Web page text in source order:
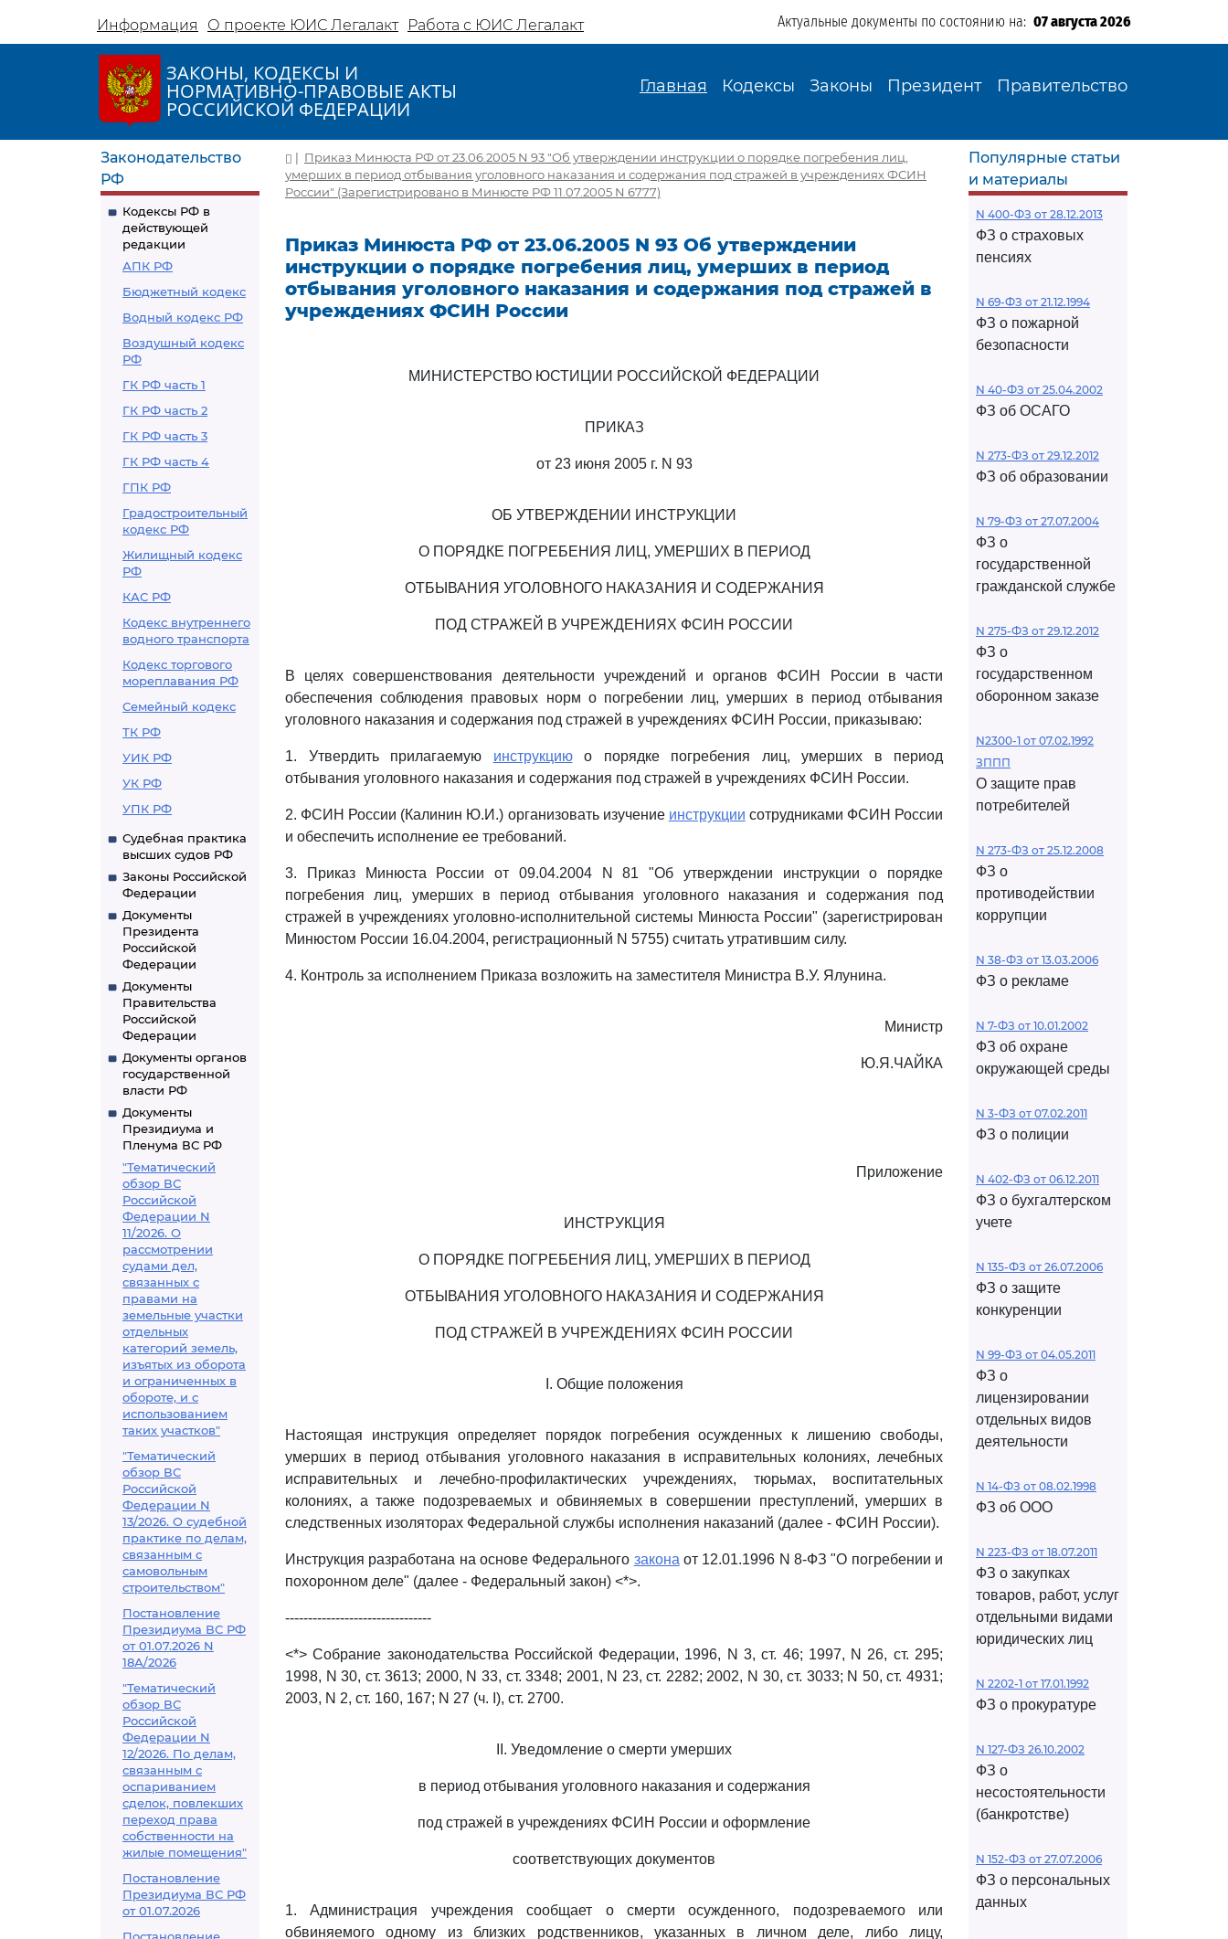
Информация О проекте ЮИС Легалакт Работа с ЮИС Легалакт Актуальные документы по состоянию на: 07 августа 2026
ЗАКОНЫ, КОДЕКСЫ И
НОРМАТИВНО-ПРАВОВЫЕ АКТЫ
РОССИЙСКОЙ ФЕДЕРАЦИИ
Главная Кодексы Законы Президент Правительство
Законодательство
РФ
Кодексы РФ в
действующей
редакции
АПК РФ
Бюджетный кодекс
Водный кодекс РФ
Воздушный кодекс
РФ
ГК РФ часть 1
ГК РФ часть 2
ГК РФ часть 3
ГК РФ часть 4
ГПК РФ
Градостроительный
кодекс РФ
Жилищный кодекс
РФ
КАС РФ
Кодекс внутреннего
водного транспорта
Кодекс торгового
мореплавания РФ
Семейный кодекс
ТК РФ
УИК РФ
УК РФ
УПК РФ
Судебная практика
высших судов РФ
Законы Российской
Федерации
Документы
Президента
Российской
Федерации
Документы
Правительства
Российской
Федерации
Документы органов
государственной
власти РФ
Документы
Президиума и
Пленума ВС РФ
"Тематический
обзор ВС
Российской
Федерации N
11/2026. О
рассмотрении
судами дел,
связанных с
правами на
земельные участки
отдельных
категорий земель,
изъятых из оборота
и ограниченных в
обороте, и с
использованием
таких участков"
"Тематический
обзор ВС
Российской
Федерации N
13/2026. О судебной
практике по делам,
связанным с
самовольным
строительством"
Постановление
Президиума ВС РФ
от 01.07.2026 N
18А/2026
"Тематический
обзор ВС
Российской
Федерации N
12/2026. По делам,
связанным с
оспариванием
сделок, повлекших
переход права
собственности на
жилые помещения"
Постановление
Президиума ВС РФ
от 01.07.2026
| Приказ Минюста РФ от 23.06.2005 N 93 "Об утверждении инструкции о порядке погребения лиц,
умерших в период отбывания уголовного наказания и содержания под стражей в учреждениях ФСИН
России" (Зарегистрировано в Минюсте РФ 11.07.2005 N 6777)
Приказ Минюста РФ от 23.06.2005 N 93 Об утверждении
инструкции о порядке погребения лиц, умерших в период
отбывания уголовного наказания и содержания под стражей в
учреждениях ФСИН России
МИНИСТЕРСТВО ЮСТИЦИИ РОССИЙСКОЙ ФЕДЕРАЦИИ
ПРИКАЗ
от 23 июня 2005 г. N 93
ОБ УТВЕРЖДЕНИИ ИНСТРУКЦИИ
О ПОРЯДКЕ ПОГРЕБЕНИЯ ЛИЦ, УМЕРШИХ В ПЕРИОД
ОТБЫВАНИЯ УГОЛОВНОГО НАКАЗАНИЯ И СОДЕРЖАНИЯ
ПОД СТРАЖЕЙ В УЧРЕЖДЕНИЯХ ФСИН РОССИИ
В целях совершенствования деятельности учреждений и органов ФСИН России в части
обеспечения соблюдения правовых норм о погребении лиц, умерших в период отбывания
уголовного наказания и содержания под стражей в учреждениях ФСИН России, приказываю:
1. Утвердить прилагаемую инструкциюо порядке погребения лиц, умерших в период
отбывания уголовного наказания и содержания под стражей в учреждениях ФСИН России.
2. ФСИН России (Калинин Ю.И.) организовать изучение инструкции сотрудниками ФСИН России
и обеспечить исполнение ее требований.
3. Приказ Минюста России от 09.04.2004 N 81 "Об утверждении инструкции о порядке
погребения лиц, умерших в период отбывания уголовного наказания и содержания под
стражей в учреждениях уголовно-исполнительной системы Минюста России" (зарегистрирован
Минюстом России 16.04.2004, регистрационный N 5755) считать утратившим силу.
4. Контроль за исполнением Приказа возложить на заместителя Министра В.У. Ялунина.
Министр
Ю.Я.ЧАЙКА
Приложение
ИНСТРУКЦИЯ
О ПОРЯДКЕ ПОГРЕБЕНИЯ ЛИЦ, УМЕРШИХ В ПЕРИОД
ОТБЫВАНИЯ УГОЛОВНОГО НАКАЗАНИЯ И СОДЕРЖАНИЯ
ПОД СТРАЖЕЙ В УЧРЕЖДЕНИЯХ ФСИН РОССИИ
I. Общие положения
Настоящая инструкция определяет порядок погребения осужденных к лишению свободы,
умерших в период отбывания уголовного наказания в исправительных колониях, лечебных
исправительных и лечебно-профилактических учреждениях, тюрьмах, воспитательных
колониях, а также подозреваемых и обвиняемых в совершении преступлений, умерших в
следственных изоляторах Федеральной службы исполнения наказаний (далее - ФСИН России).
Инструкция разработана на основе Федерального закона от 12.01.1996 N 8-ФЗ "О погребении и
похоронном деле" (далее - Федеральный закон) <*>.
--------------------------------
<*> Собрание законодательства Российской Федерации, 1996, N 3, ст. 46; 1997, N 26, ст. 295;
1998, N 30, ст. 3613; 2000, N 33, ст. 3348; 2001, N 23, ст. 2282; 2002, N 30, ст. 3033; N 50, ст. 4931;
2003, N 2, ст. 160, 167; N 27 (ч. I), ст. 2700.
II. Уведомление о смерти умерших
в период отбывания уголовного наказания и содержания
под стражей в учреждениях ФСИН России и оформление
соответствующих документов
1. Администрация учреждения сообщает о смерти осужденного, подозреваемого или
обвиняемого одному из близких родственников, указанных в личном деле, либо лицу,
Популярные статьи
и материалы
N 400-ФЗ от 28.12.2013
ФЗ о страховых
пенсиях
N 69-ФЗ от 21.12.1994
ФЗ о пожарной
безопасности
N 40-ФЗ от 25.04.2002
ФЗ об ОСАГО
N 273-ФЗ от 29.12.2012
ФЗ об образовании
N 79-ФЗ от 27.07.2004
ФЗ о
государственной
гражданской службе
N 275-ФЗ от 29.12.2012
ФЗ о
государственном
оборонном заказе
N2300-1 от 07.02.1992
ЗППП
О защите прав
потребителей
N 273-ФЗ от 25.12.2008
ФЗ о
противодействии
коррупции
N 38-ФЗ от 13.03.2006
ФЗ о рекламе
N 7-ФЗ от 10.01.2002
ФЗ об охране
окружающей среды
N 3-ФЗ от 07.02.2011
ФЗ о полиции
N 402-ФЗ от 06.12.2011
ФЗ о бухгалтерском
учете
N 135-ФЗ от 26.07.2006
ФЗ о защите
конкуренции
N 99-ФЗ от 04.05.2011
ФЗ о
лицензировании
отдельных видов
деятельности
N 14-ФЗ от 08.02.1998
ФЗ об ООО
N 223-ФЗ от 18.07.2011
ФЗ о закупках
товаров, работ, услуг
отдельными видами
юридических лиц
N 2202-1 от 17.01.1992
ФЗ о прокуратуре
N 127-ФЗ 26.10.2002
ФЗ о
несостоятельности
(банкротстве)
N 152-ФЗ от 27.07.2006
ФЗ о персональных
данных